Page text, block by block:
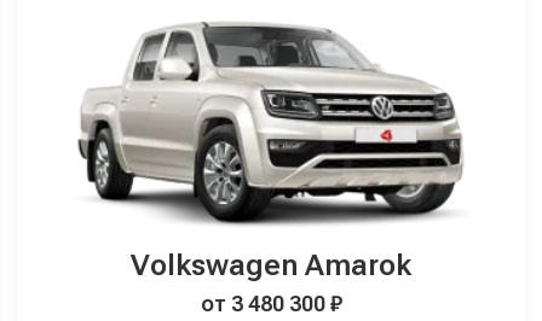
Volkswagen Amarok
от 3 480 300 ₽